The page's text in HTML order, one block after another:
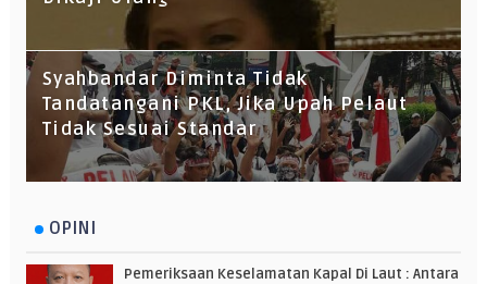
Syahbandar Diminta Tidak
Tandatangani PKL, Jika Upah Pelaut
Tidak Sesuai Standar
OPINI
Pemeriksaan Keselamatan Kapal Di Laut : Antara